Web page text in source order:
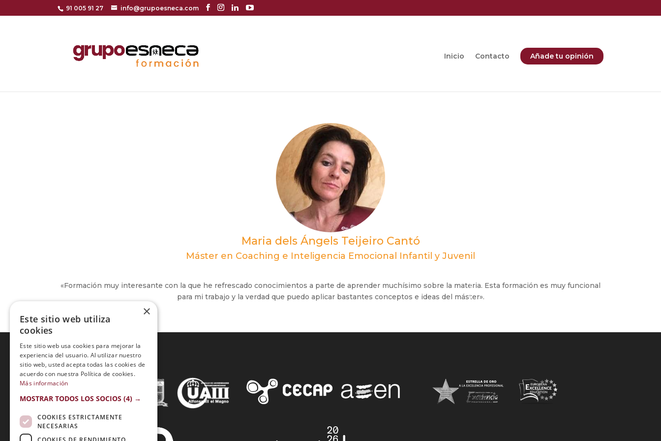
91 005 91 27 info@grupoesneca.com
Inicio Contacto Añade tu opinión
Maria dels Ángels Teijeiro Cantó
Máster en Coaching e Inteligencia Emocional Infantil y Juvenil
«Formación muy interesante con la que he refrescado conocimientos a parte de aprender muchísimo sobre la materia. Esta formación es muy funcional
para mi trabajo y la verdad que puedo aplicar bastantes conceptos e ideas del máster».
Acreditaciones:
×
Este sitio web utiliza
cookies
Este sitio web usa cookies para mejorar la
experiencia del usuario. Al utilizar nuestro
sitio web, usted acepta todas las cookies de
acuerdo con nuestra Política de cookies.
Más información
MOSTRAR TODOS LOS SOCIOS (4) →
COOKIES ESTRICTAMENTE
NECESARIAS